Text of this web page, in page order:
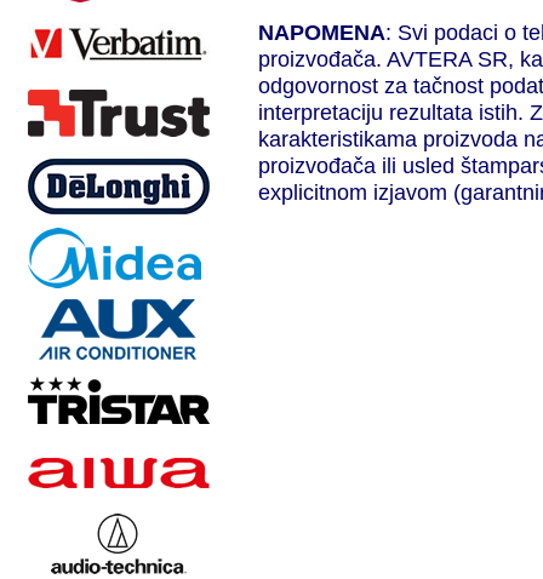
NAPOMENA: Svi podaci o
proizvođača. AVTERA SR,
odgovornost za tačnost
interpretaciju rezultata istih.
karakteristikama proizvoda
proizvođača ili usled
explicitnom izjavom